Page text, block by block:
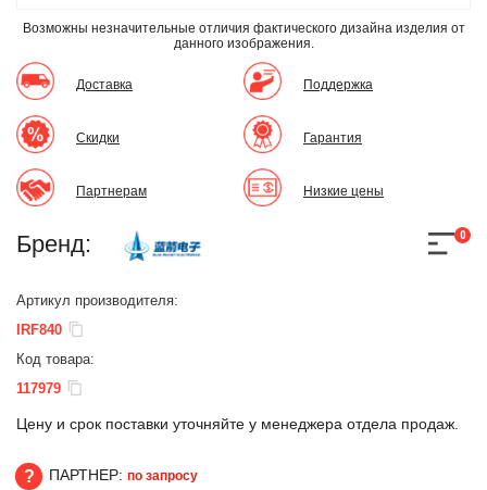
Возможны незначительные отличия фактического дизайна изделия от
данного изображения.
Доставка
Скидки
Партнерам
Поддержка
Гарантия
Низкие цены
Бренд: 0
Артикул производителя:
IRF840
Код товара:
117979
Цену и срок поставки уточняйте у менеджера отдела продаж.
ПАРТНЕР: по запросу